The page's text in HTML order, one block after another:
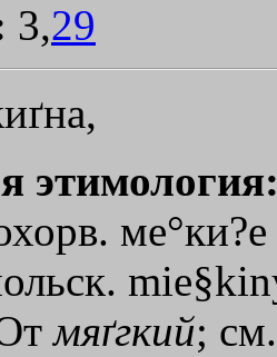
3,29
мяґгкий;